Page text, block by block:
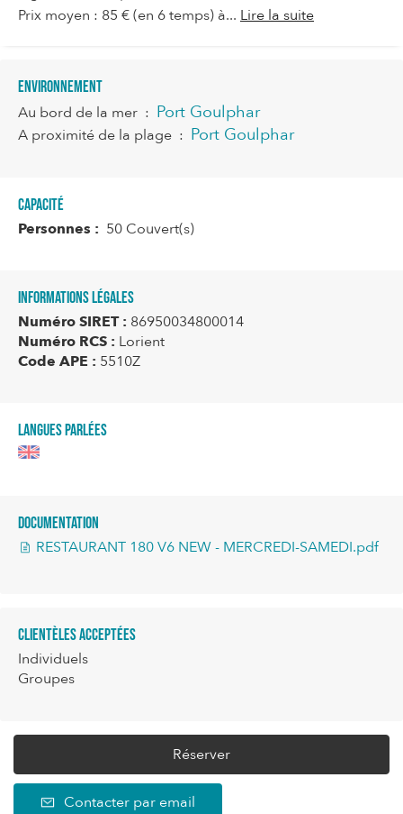
Prix moyen : 85 € (en 6 temps) à... Lire la suite
Environnement
Au bord de la mer : Port Goulphar
A proximité de la plage : Port Goulphar
Capacité
Personnes : 50 Couvert(s)
Informations légales
Numéro SIRET : 86950034800014
Numéro RCS : Lorient
Code APE : 5510Z
Langues parlées
Documentation
RESTAURANT 180 V6 NEW - MERCREDI-SAMEDI.pdf
Clientèles acceptées
Individuels
Groupes
Réserver
Contacter par email